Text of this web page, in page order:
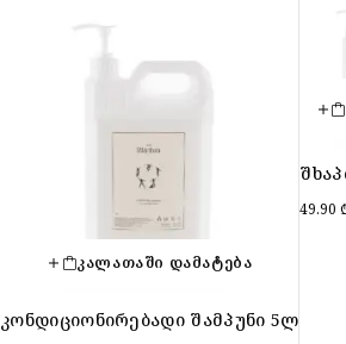
ᲙᲐᲚᲐᲗᲐᲨᲘ ᲓᲐᲛᲐᲢᲔᲑᲐ
კონდიციონირებადი შამპუნი 5ლ
49.90